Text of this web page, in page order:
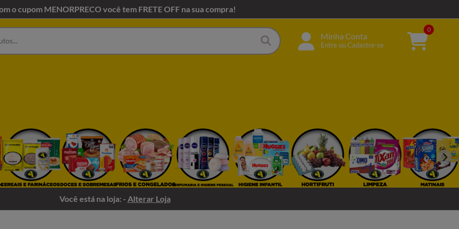
o cupom MENORPRECO você tem FRETE OFF na sua compra!
Minha Conta
Entre ou Cadastre-se
0
Você está na loja: - Alterar Loja